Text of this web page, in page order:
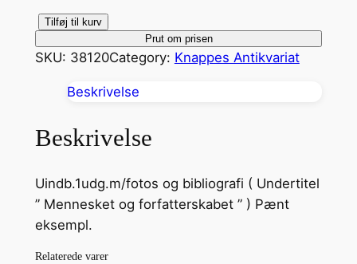
i
g
n
d
r
u
d
Tilføj til kurv
Prut om prisen
SKU: 38120Category: Knappes Antikvariat
Beskrivelse
Beskrivelse
Uindb.1udg.m/fotos og bibliografi ( Undertitel
” Mennesket og forfatterskabet ” ) Pænt
eksempl.
Relaterede varer